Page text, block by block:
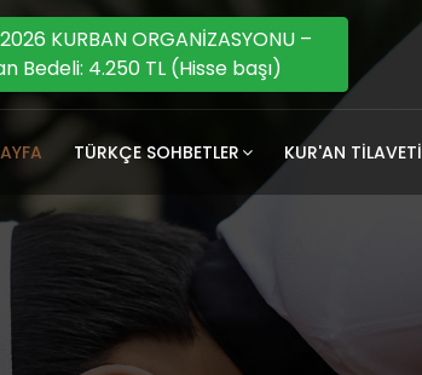
KURBAN ORGANİZASYONU –
Bedeli: 4.250 TL (Hisse başı)
TÜRKÇE SOHBETLER KUR'AN TILAVETI